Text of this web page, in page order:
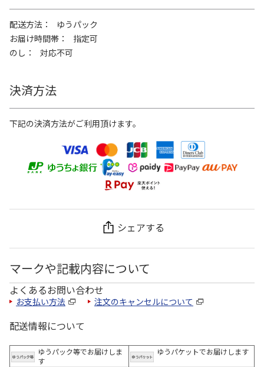
配送方法
ゆうパック
お届け時間帯
指定可
のし
対応不可
決済方法
下記の決済方法がご利用頂けます。
シェアする
マークや記載内容について
よくあるお問い合わせ
お支払い方法 注文のキャンセルについて
配送情報について
ゆうパック等でお届けしま
す
ゆうパケットでお届けします